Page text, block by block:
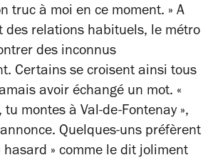
truc à moi en ce moment. » A
des relations habituels, le métro
des inconnus
Certains se croisent ainsi tous
avoir échangé un mot. «
tu montes à Val-de-Fontenay »,
Quelques-uns préfèrent
hasard » comme le dit joliment